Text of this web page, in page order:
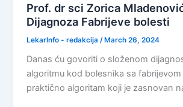
Prof. dr sci Zorica
Dijagnoza Fabrijeve bolesti
LekarInfo - redakcija /March 26, 2024
Danas ću govoriti o složenom
algoritmu kod bolesnika sa
praktično algoritam koji je zasnovan